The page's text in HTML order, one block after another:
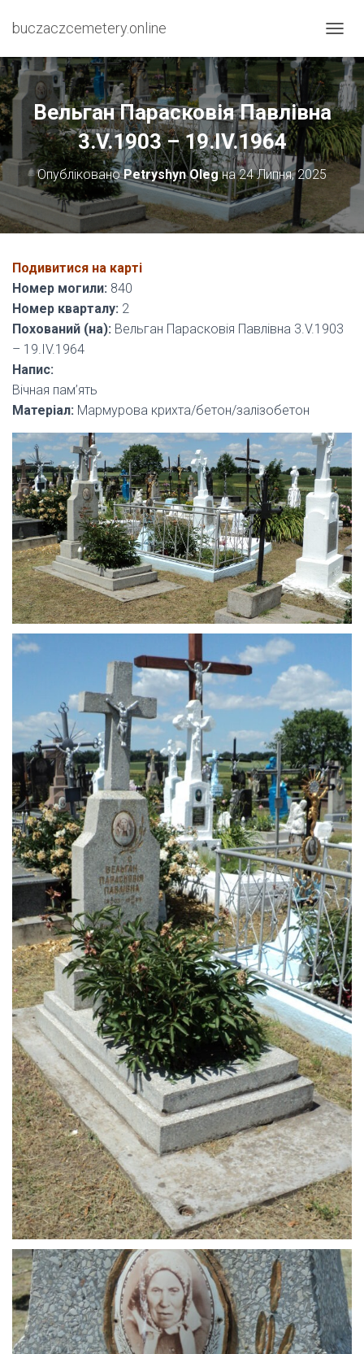
buczaczcemetery.online
Е
Р
Е
М
К
Н
У
Т
А
В
Вельган Парасковія Павлівна
3.V.1903 – 19.IV.1964
ОпублікованоPetryshyn Olegна24 Липня, 2025
Подивитися на карті
Номер могили: 840
Номер кварталу: 2
Похований (на): Вельган Парасковія Павлівна 3.V.1903
– 19.IV.1964
Напис:
Вічная пам’ять
Матеріал: Мармурова крихта/бетон/залізобетон